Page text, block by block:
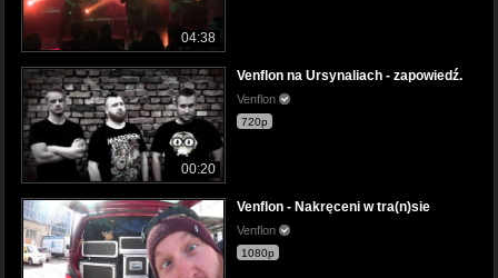
04:38
00:20
Venflon na Ursynaliach - zapowiedź.
Venflon
720p
Venflon - Nakręceni w tra(n)sie
Venflon
1080p